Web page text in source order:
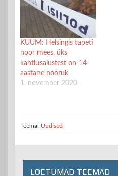
KUUM: Helsingis tapeti
noor mees, üks
kahtlusalustest on 14-
aastane nooruk
1. november 2020
Teemal Uudised
LOETUMAD TEEMAD